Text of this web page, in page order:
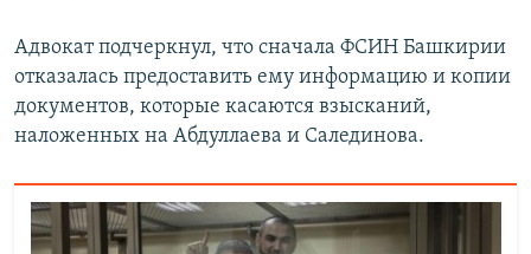
Адвокат подчеркнул, что сначала ФСИН Башкирии
отказалась предоставить ему информацию и копии
документов, которые касаются взысканий,
наложенных на Абдуллаева и Салединова.